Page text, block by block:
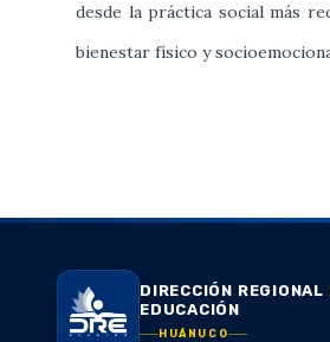
desde la práctica social más
bienestar físico y
DIRECCIÓN REGIONAL
EDUCACIÓN
HUÁNUCO